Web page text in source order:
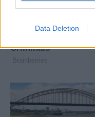
Data Deletion